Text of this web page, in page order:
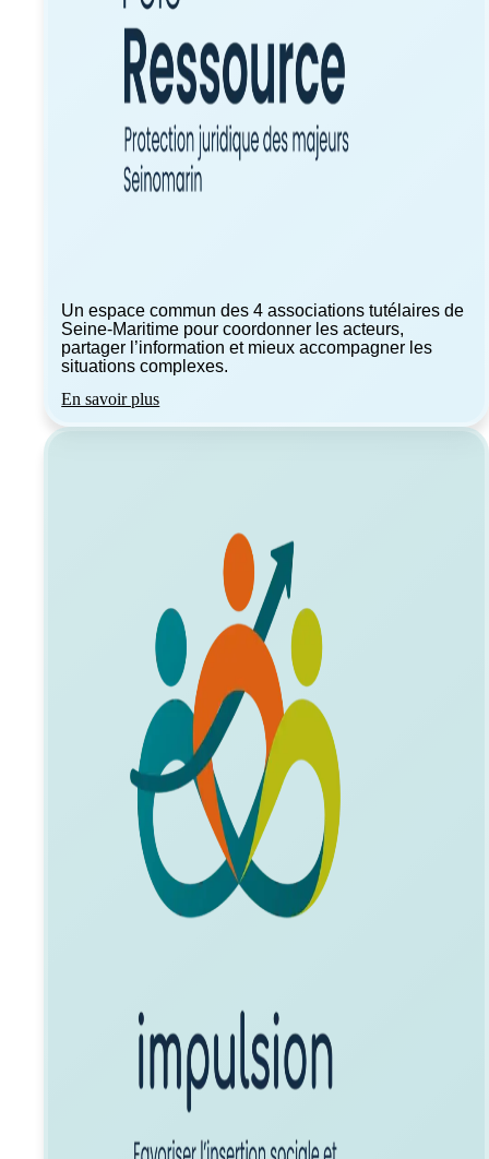
Un espace commun des 4 associations tutélaires de
Seine-Maritime pour coordonner les acteurs,
partager l’information et mieux accompagner les
situations complexes.
En savoir plus